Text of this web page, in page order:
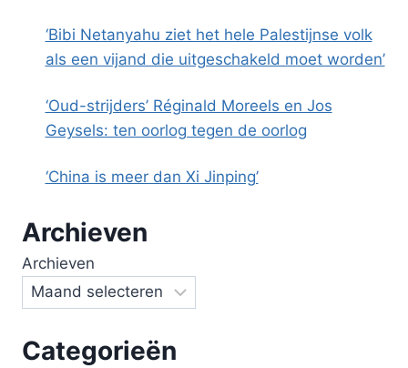
‘Bibi Netanyahu ziet het hele Palestijnse volk
als een vijand die uitgeschakeld moet worden’
‘Oud-strijders’ Réginald Moreels en Jos
Geysels: ten oorlog tegen de oorlog
‘China is meer dan Xi Jinping’
Archieven
Archieven
Categorieën